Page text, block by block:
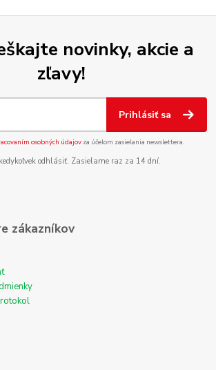
novinky, akcie a
zľavy!
Prihlásiť sa
osobných údajov za účelom zasielania newslettera.
odhlásiť. Zasielame raz za 14 dní.
zákazníkov